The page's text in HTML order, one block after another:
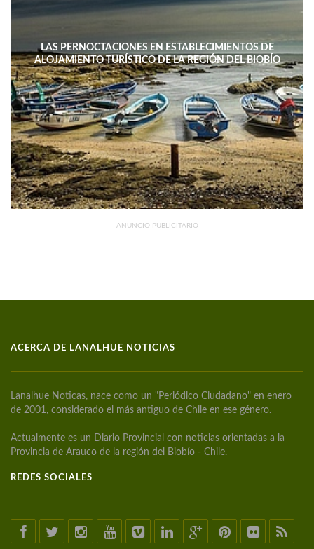
LAS PERNOCTACIONES EN ESTABLECIMIENTOS DE
ALOJAMIENTO TURÍSTICO DE LA REGIÓN DEL BIOBÍO
DISMINUYERON 15,4% INTERANUAL
ANUNCIO PUBLICITARIO
ACERCA DE LANALHUE NOTICIAS
Lanalhue Noticas, nace como un "Periódico Ciudadano" en enero
de 2001, considerado el más antiguo de Chile en ese género.
Actualmente es un Diario Provincial con noticias orientadas a la
Provincia de Arauco de la región del Biobío - Chile.
REDES SOCIALES